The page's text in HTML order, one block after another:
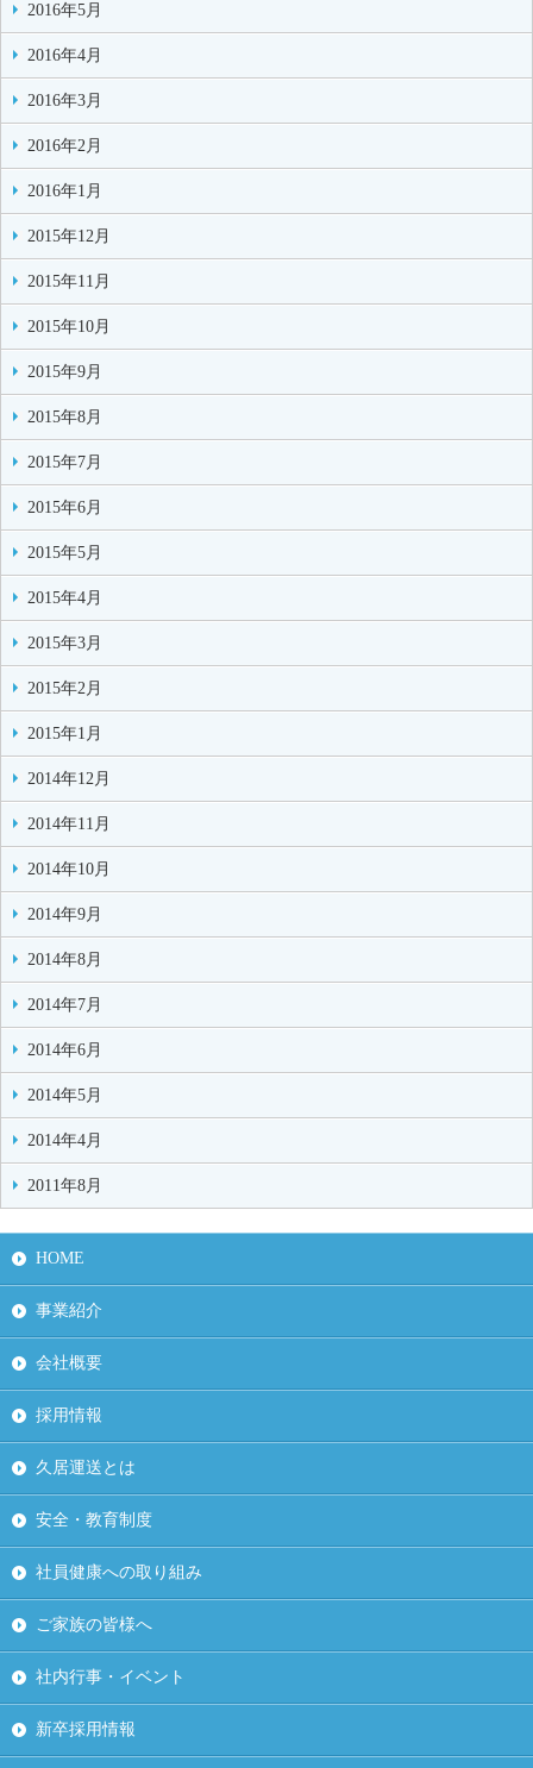
2016年5月
2016年4月
2016年3月
2016年2月
2016年1月
2015年12月
2015年11月
2015年10月
2015年9月
2015年8月
2015年7月
2015年6月
2015年5月
2015年4月
2015年3月
2015年2月
2015年1月
2014年12月
2014年11月
2014年10月
2014年9月
2014年8月
2014年7月
2014年6月
2014年5月
2014年4月
2011年8月
HOME
事業紹介
会社概要
採用情報
久居運送とは
安全・教育制度
社員健康への取り組み
ご家族の皆様へ
社内行事・イベント
新卒採用情報